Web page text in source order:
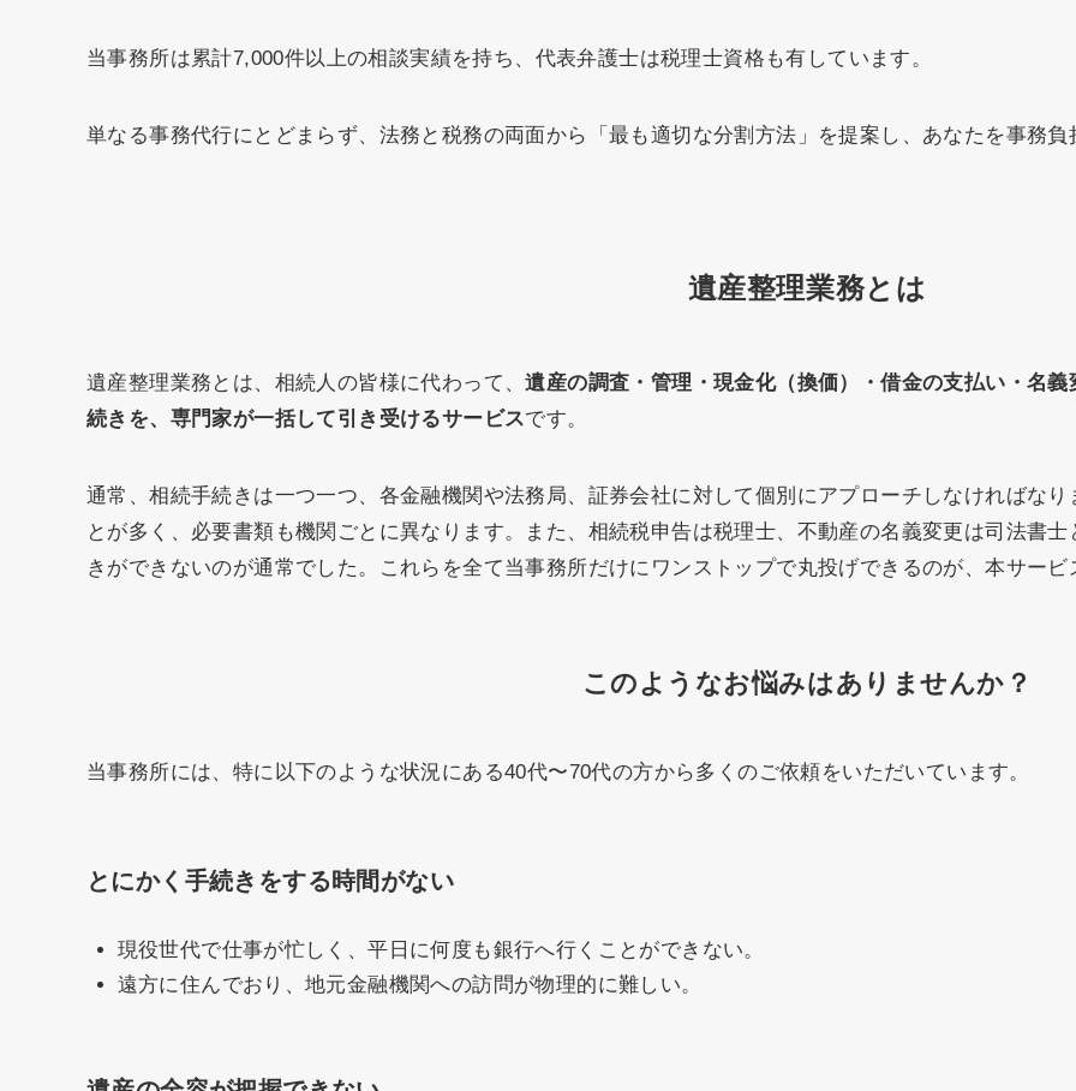
当事務所は累計7,000件以上の相談実績を持ち、代表弁護士は税理士資格も有しています。
単なる事務代行にとどまらず、法務と税務の両面から「最も適切な分割方法」を提案し、あなたを事務
遺産整理業務とは
遺産整理業務とは、相続人の皆様に代わって、遺産の調査・管理・現金化（換価）・借金の支払い・名
続きを、専門家が一括して引き受けるサービスです。
通常、相続手続きは一つ一つ、各金融機関や法務局、証券会社に対して個別にアプローチしなければな
とが多く、必要書類も機関ごとに異なります。また、相続税申告は税理士、不動産の名義変更は司法書
きができないのが通常でした。これらを全て当事務所だけにワンストップで丸投げできるのが、本サー
このようなお悩みはありませんか？
当事務所には、特に以下のような状況にある40代〜70代の方から多くのご依頼をいただいています。
とにかく手続きをする時間がない
現役世代で仕事が忙しく、平日に何度も銀行へ行くことができない。
遠方に住んでおり、地元金融機関への訪問が物理的に難しい。